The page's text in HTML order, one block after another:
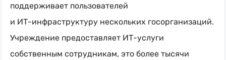
поддерживает пользователей
и ИТ-инфраструктуру нескольких госорганизаций.
Учреждение предоставляет ИТ-услуги
собственным сотрудникам, это более тысячи